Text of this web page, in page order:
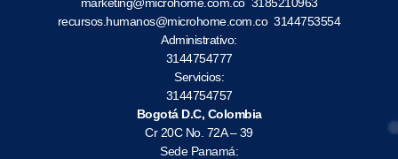
recursos.humanos@microhome.com.co3144753554
Administrativo:
3144754777
Servicios:
3144754757
Bogotá D.C, Colombia
Cr 20C No. 72A – 39
Sede Panamá: